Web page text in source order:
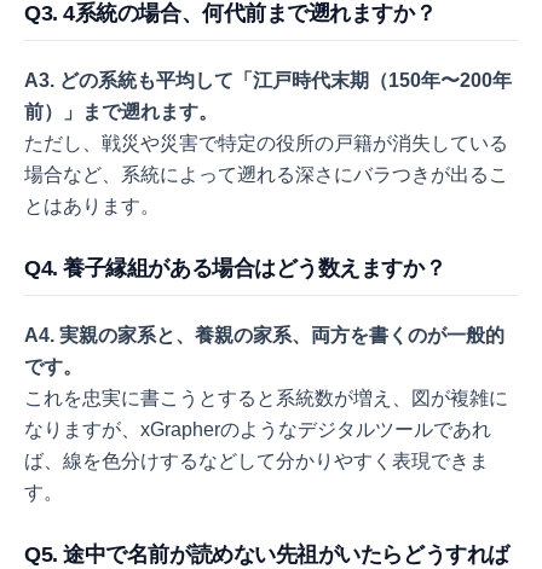
Q3. 4系統の場合、何代前まで遡れますか？
A3. どの系統も平均して「江戸時代末期（150年〜200年
前）」まで遡れます。
ただし、戦災や災害で特定の役所の戸籍が消失している
場合など、系統によって遡れる深さにバラつきが出るこ
とはあります。
Q4. 養子縁組がある場合はどう数えますか？
A4. 実親の家系と、養親の家系、両方を書くのが一般的
です。
これを忠実に書こうとすると系統数が増え、図が複雑に
なりますが、xGrapherのようなデジタルツールであれ
ば、線を色分けするなどして分かりやすく表現できま
す。
Q5. 途中で名前が読めない先祖がいたらどうすれば